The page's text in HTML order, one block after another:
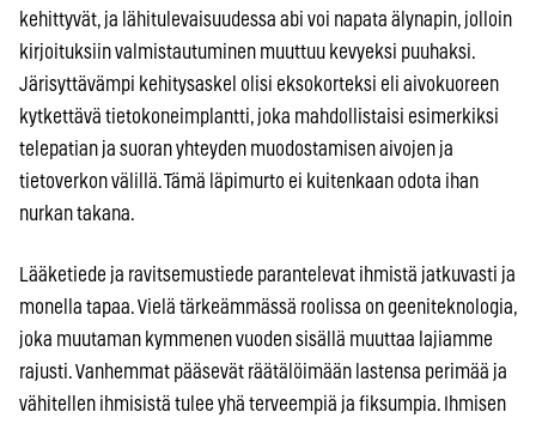
kehittyvät, ja lähitulevaisuudessa abi voi napata älynapin, jolloin
kirjoituksiin valmistautuminen muuttuu kevyeksi puuhaksi.
Järisyttävämpi kehitysaskel olisi eksokorteksi eli aivokuoreen
kytkettävä tietokoneimplantti, joka mahdollistaisi esimerkiksi
telepatian ja suoran yhteyden muodostamisen aivojen ja
tietoverkon välillä. Tämä läpimurto ei kuitenkaan odota ihan
nurkan takana.
Lääketiede ja ravitsemustiede parantelevat ihmistä jatkuvasti ja
monella tapaa. Vielä tärkeämmässä roolissa on geeniteknologia,
joka muutaman kymmenen vuoden sisällä muuttaa lajiamme
rajusti. Vanhemmat pääsevät räätälöimään lastensa perimää ja
vähitellen ihmisistä tulee yhä terveempiä ja fiksumpia. Ihmisen